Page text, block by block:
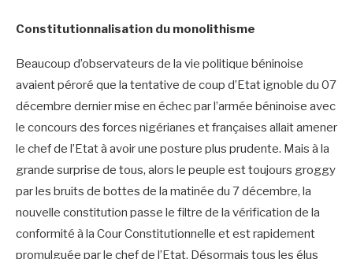
Constitutionnalisation du monolithisme
Beaucoup d’observateurs de la vie politique béninoise
avaient péroré que la tentative de coup d’Etat ignoble du 07
décembre dernier mise en échec par l’armée béninoise avec
le concours des forces nigérianes et françaises allait amener
le chef de l’Etat à avoir une posture plus prudente. Mais à la
grande surprise de tous, alors le peuple est toujours groggy
par les bruits de bottes de la matinée du 7 décembre, la
nouvelle constitution passe le filtre de la vérification de la
conformité à la Cour Constitutionnelle et est rapidement
promulguée par le chef de l’Etat. Désormais tous les élus